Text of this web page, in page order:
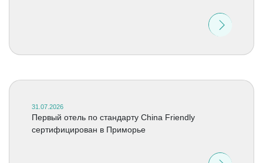
31.07.2026
Первый отель по стандарту China Friendly
сертифицирован в Приморье